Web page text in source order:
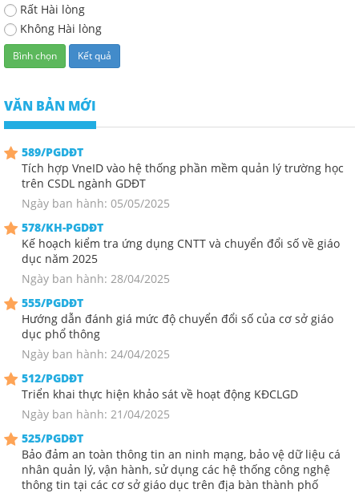
Rất Hài lòng
Không Hài lòng
VĂN BẢN MỚI
589/PGDĐT
Tích hợp VneID vào hệ thống phần mềm quản lý trường học
trên CSDL ngành GDĐT
Ngày ban hành: 05/05/2025
578/KH-PGDĐT
Kế hoạch kiểm tra ứng dụng CNTT và chuyển đổi số về giáo
dục năm 2025
Ngày ban hành: 28/04/2025
555/PGDĐT
Hướng dẫn đánh giá mức độ chuyển đổi số của cơ sở giáo
dục phổ thông
Ngày ban hành: 24/04/2025
512/PGDĐT
Triển khai thực hiện khảo sát về hoạt động KĐCLGD
Ngày ban hành: 21/04/2025
525/PGDĐT
Bảo đảm an toàn thông tin an ninh mạng, bảo vệ dữ liệu cá
nhân quản lý, vận hành, sử dụng các hệ thống công nghệ
thông tin tại các cơ sở giáo dục trên địa bàn thành phố